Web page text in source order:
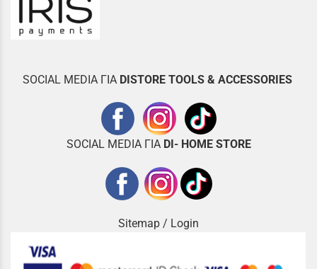
SOCIAL MEDIA ΓΙΑ DISTORE TOOLS & ACCESSORIES
SOCIAL MEDIA ΓΙΑ DI- HOME STORE
Sitemap / Login